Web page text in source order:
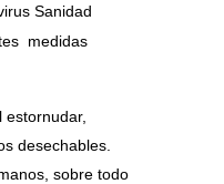
Sanidad
medidas
estornudar,
desechables.
sobre todo